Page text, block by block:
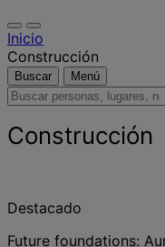
Inicio
Construcción
Buscar Menú
Buscar
lugares,
noticias
Construcción
Destacado
Future foundations: